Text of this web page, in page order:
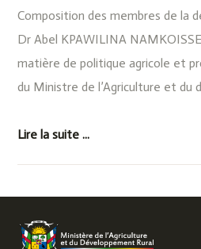
Composition des membres de la
Dr Abel KPAWILINA
matière de politique agricole et
du Ministre de l’Agriculture et du
Lire la suite ...